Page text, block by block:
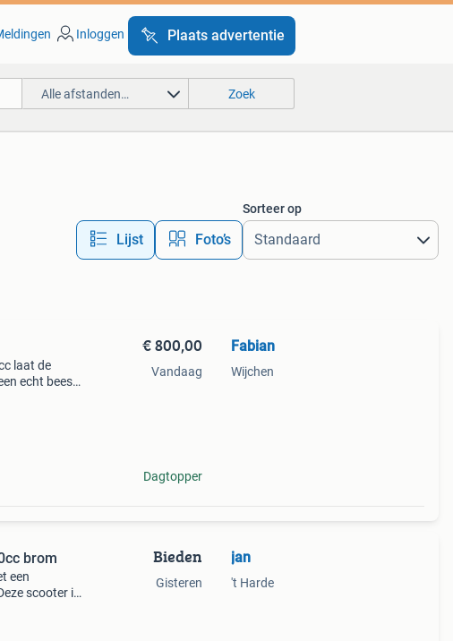
Inloggen Plaats advertentie
Alle afstanden… Zoek
Lijst Foto’s
Sorteer op
laat de
echt beest
€ 800,00
Vandaag
Dagtopper
Fabian
Wijchen
brom
een
scooter is
Bieden
Gisteren
jan
't Harde